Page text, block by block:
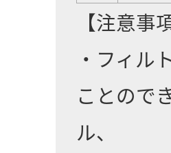
【注意事
・フィル
ことので
ル、